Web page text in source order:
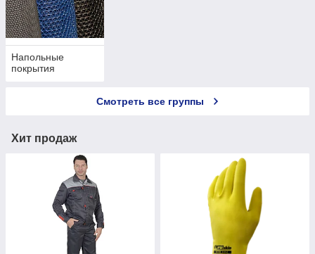
Напольные
покрытия
Смотреть все группы
Хит продаж